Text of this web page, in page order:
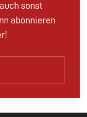
sonst
abonnieren